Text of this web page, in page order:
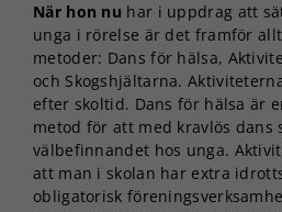
När hon nu har i uppdrag att
unga i rörelse är det framför
metoder: Dans för hälsa,
och Skogshjältarna.
efter skoltid. Dans för hälsa är
metod för att med kravlös dans
välbefinnandet hos unga.
att man i skolan har extra
obligatorisk